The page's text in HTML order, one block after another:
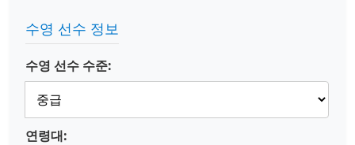
수영 선수 정보
수영 선수 수준:
연령대: